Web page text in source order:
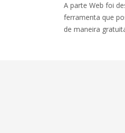
A parte Web foi
ferramenta que
de maneira